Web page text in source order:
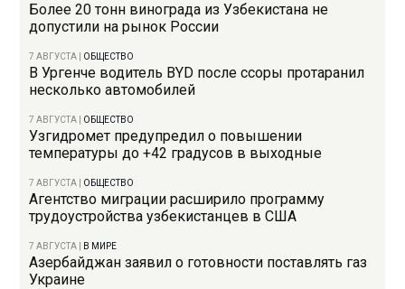
Более 20 тонн винограда из Узбекистана не
допустили на рынок России
7 АВГУСТА ОБЩЕСТВО
В Ургенче водитель BYD после ссоры протаранил
несколько автомобилей
7 АВГУСТА ОБЩЕСТВО
Узгидромет предупредил о повышении
температуры до +42 градусов в выходные
7 АВГУСТА ОБЩЕСТВО
Агентство миграции расширило программу
трудоустройства узбекистанцев в США
7 АВГУСТА В МИРЕ
Азербайджан заявил о готовности поставлять газ
Украине